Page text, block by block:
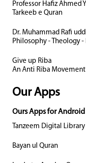
Professor Hafiz Ahmed
Tarkeeb e Quran
Dr. Muhammad Rafi
Philosophy - Theology -
Give up Riba
An Anti Riba Movement
Our Apps
Ours Apps for
Tanzeem Digital Library
Bayan ul Quran